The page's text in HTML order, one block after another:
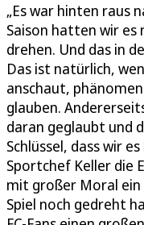
„Es war hinten raus
Saison hatten wir es
drehen. Und das in
Das ist natürlich,
anschaut,
glauben.
daran geglaubt und
Schlüssel, dass wir
Sportchef Keller die
mit großer Moral
Spiel noch gedreht